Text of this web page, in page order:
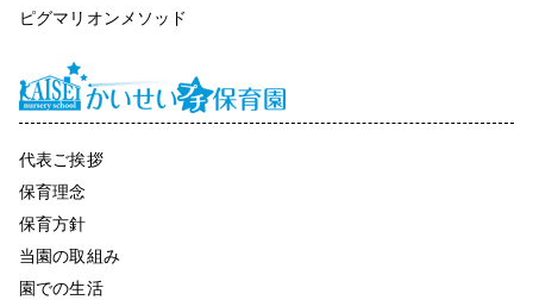
ピグマリオンメソッド
代表ご挨拶
保育理念
保育方針
当園の取組み
園での生活